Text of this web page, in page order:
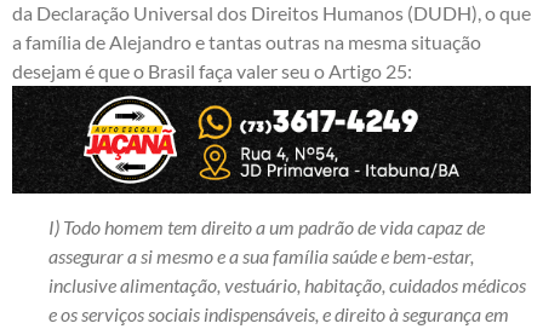
da Declaração Universal dos Direitos Humanos (DUDH), o que
a família de Alejandro e tantas outras na mesma situação
desejam é que o Brasil faça valer seu o Artigo 25:
I) Todo homem tem direito a um padrão de vida capaz de
assegurar a si mesmo e a sua família saúde e bem-estar,
inclusive alimentação, vestuário, habitação, cuidados médicos
e os serviços sociais indispensáveis, e direito à segurança em